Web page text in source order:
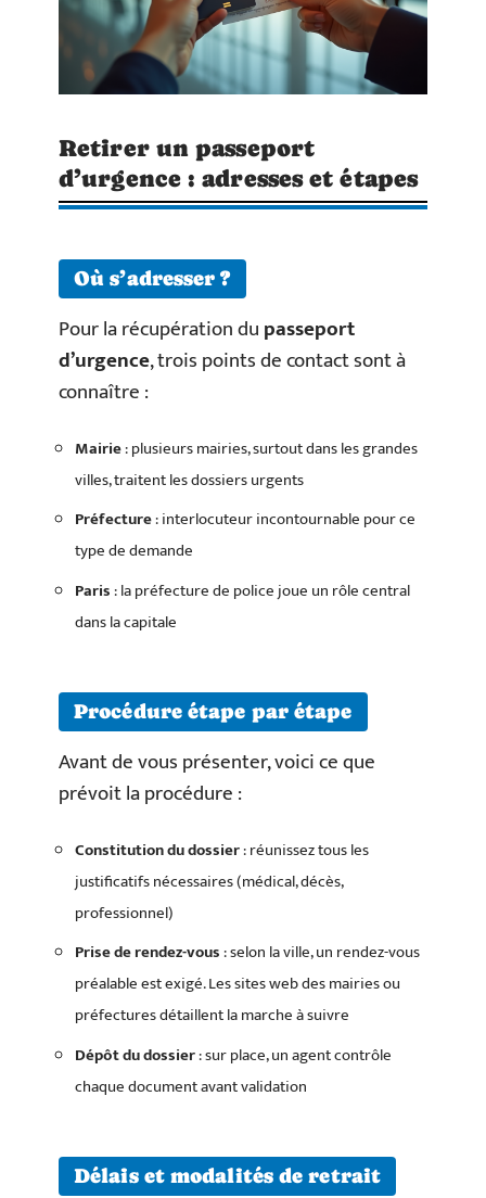
Retirer un passeport
d’urgence : adresses et étapes
Où s’adresser ?
Pour la récupération dupasseport
d’urgence, trois points de contact sont à
connaître :
Mairie: plusieurs mairies, surtout dans les grandes
villes, traitent les dossiers urgents
Préfecture: interlocuteur incontournable pour ce
type de demande
Paris: la préfecture de police joue un rôle central
dans la capitale
Procédure étape par étape
Avant de vous présenter, voici ce que
prévoit la procédure :
Constitution du dossier: réunissez tous les
justificatifs nécessaires (médical, décès,
professionnel)
Prise de rendez-vous: selon la ville, un rendez-vous
préalable est exigé. Les sites web des mairies ou
préfectures détaillent la marche à suivre
Dépôt du dossier: sur place, un agent contrôle
chaque document avant validation
Délais et modalités de retrait